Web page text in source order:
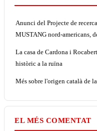
Anunci del Projecte de
MUSTANG nord-americans,
La casa de Cardona i
històric a la ruïna
Més sobre l'origen català de
EL MÉS COMENTAT